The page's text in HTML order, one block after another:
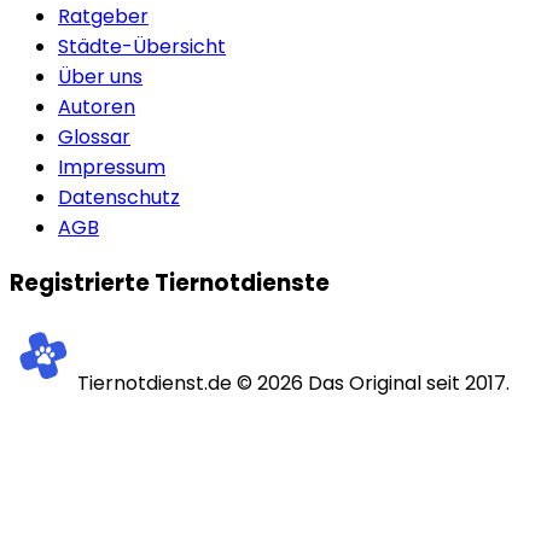
Ratgeber
Städte-Übersicht
Über uns
Autoren
Glossar
Impressum
Datenschutz
AGB
Registrierte Tiernotdienste
Tiernotdienst.de ©2026 Das Original seit 2017.